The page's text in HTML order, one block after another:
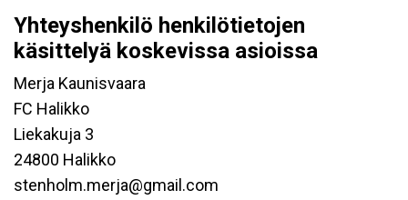
Yhteyshenkilö henkilötietojen
käsittelyä koskevissa asioissa
Merja Kaunisvaara
FC Halikko
Liekakuja 3
24800 Halikko
stenholm.merja@gmail.com